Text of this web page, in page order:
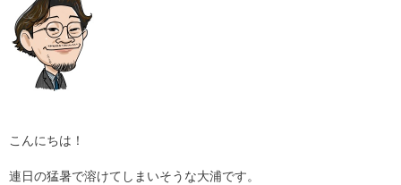
こんにちは！
連日の猛暑で溶けてしまいそうな大浦です。